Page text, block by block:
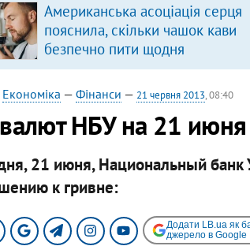
Американська асоціація серця
пояснила, скільки чашок кави
безпечно пити щодня
Економіка — Фінанси — 21 червня 2013, 08:40
НБУ на 21 июня
21 июня, Национальный
к гривне:
Додати LB.ua як
джерело в Google